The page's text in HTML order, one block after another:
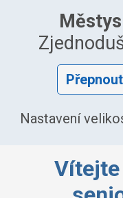
Nastavení